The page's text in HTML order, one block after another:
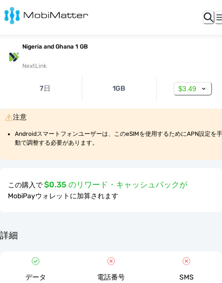
Nigeria and Ghana 1 GB
NextLink
7日 1GB $3.49
注意
Androidスマートフォンユーザーは、このeSIMを使用するためにAPN設定を手
動で調整する必要があります。
この購入で$0.35 のリワード・キャッシュバックが
MobiPayウォレットに加算されます
詳細
データ 電話番号 SMS